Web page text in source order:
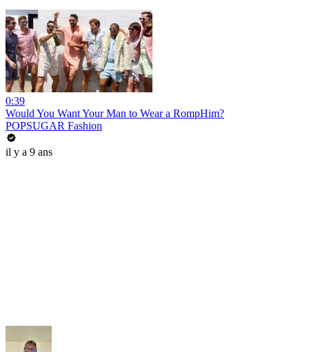
0:39
Would You Want Your Man to Wear a RompHim?
POPSUGAR Fashion
il y a 9 ans